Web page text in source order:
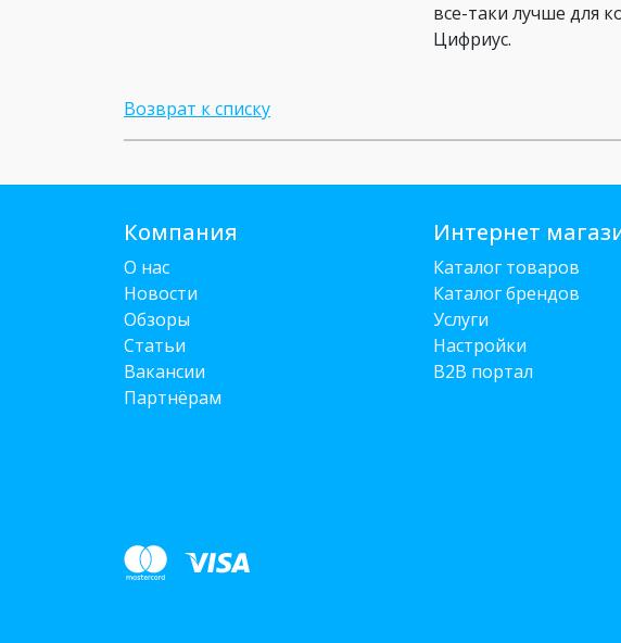
все-таки лучше для
Цифриус.
Возврат к списку
Компания
О нас
Новости
Обзоры
Статьи
Вакансии
Партнёрам
Интернет
Каталог товаров
Каталог брендов
Услуги
Настройки
B2B портал